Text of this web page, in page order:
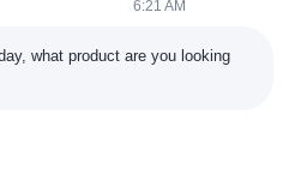
LINKS RÁPIDOS
6:21 AM
what product are you looking